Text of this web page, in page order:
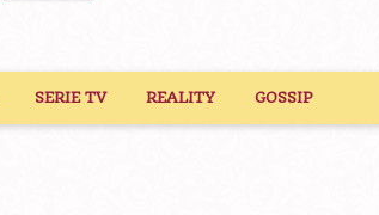
SERIE TV REALITY GOSSIP